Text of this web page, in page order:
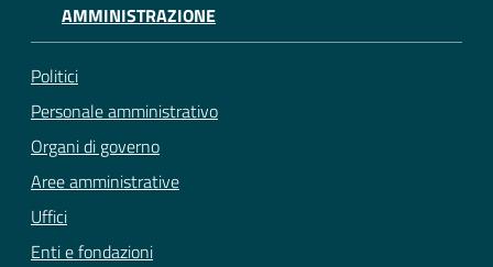
AMMINISTRAZIONE
Politici
Personale amministrativo
Organi di governo
Aree amministrative
Uffici
Enti e fondazioni